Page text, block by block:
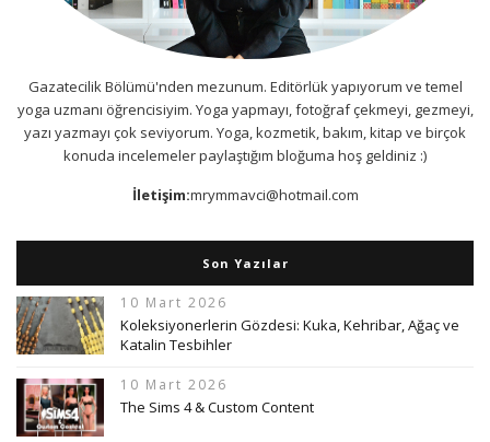
Gazatecilik Bölümü'nden mezunum. Editörlük yapıyorum ve temel
yoga uzmanı öğrencisiyim. Yoga yapmayı, fotoğraf çekmeyi, gezmeyi,
yazı yazmayı çok seviyorum. Yoga, kozmetik, bakım, kitap ve birçok
konuda incelemeler paylaştığım bloğuma hoş geldiniz :)
İletişim:mrymmavci@hotmail.com
Son Yazılar
10 Mart 2026
Koleksiyonerlerin Gözdesi: Kuka, Kehribar, Ağaç ve
Katalin Tesbihler
10 Mart 2026
The Sims 4 & Custom Content